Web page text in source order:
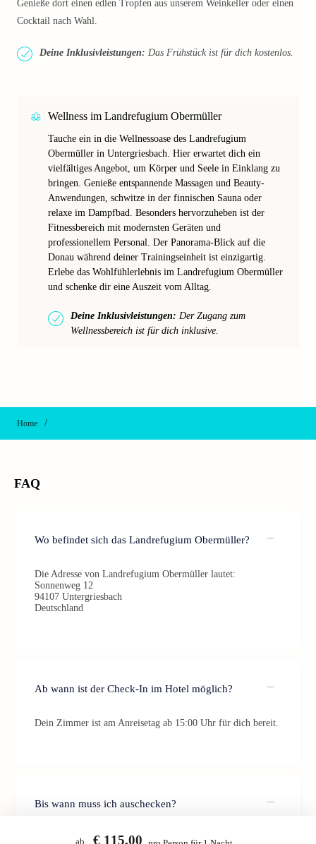
Genieße dort einen edlen Tropfen aus unserem Weinkeller oder einen
Cocktail nach Wahl.
Deine Inklusivleistungen: Das Frühstück ist für dich kostenlos.
Wellness im Landrefugium Obermüller
Tauche ein in die Wellnessoase des Landrefugium
Obermüller in Untergriesbach. Hier erwartet dich ein
vielfältiges Angebot, um Körper und Seele in Einklang zu
bringen. Genieße entspannende Massagen und Beauty-
Anwendungen, schwitze in der finnischen Sauna oder
relaxe im Dampfbad. Besonders hervorzuheben ist der
Fitnessbereich mit modernsten Geräten und
professionellem Personal. Der Panorama-Blick auf die
Donau während deiner Trainingseinheit ist einzigartig.
Erlebe das Wohlfühlerlebnis im Landrefugium Obermüller
und schenke dir eine Auszeit vom Alltag.
Deine Inklusivleistungen: Der Zugang zum
Wellnessbereich ist für dich inklusive.
Home /
FAQ
Wo befindet sich das Landrefugium Obermüller?
Die Adresse von Landrefugium Obermüller lautet:
Sonnenweg 12
94107 Untergriesbach
Deutschland
Ab wann ist der Check-In im Hotel möglich?
Dein Zimmer ist am Anreisetag ab 15:00 Uhr für dich bereit.
Bis wann muss ich auschecken?
Der Check-Out sollte bis 11:00 Uhr am Abreisetag erfolgen.
ab € 115,00